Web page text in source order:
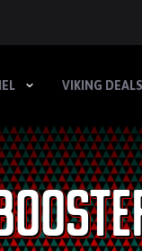
VIKING DEALS